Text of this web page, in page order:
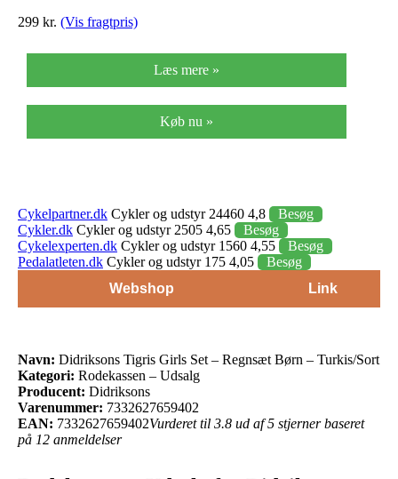
299 kr. (Vis fragtpris)
Læs mere »
Køb nu »
Cykelpartner.dk Cykler og udstyr 24460 4,8
Besøg
Cykler.dk Cykler og udstyr 2505 4,65
Besøg
Cykelexperten.dk Cykler og udstyr 1560 4,55
Besøg
Pedalatleten.dk Cykler og udstyr 175 4,05
Besøg
Webshop
Link
Navn: Didriksons Tigris Girls Set – Regnsæt Børn – Turkis/Sort
Kategori: Rodekassen – Udsalg
Producent: Didriksons
Varenummer: 7332627659402
EAN: 7332627659402Vurderet til 3.8 ud af 5 stjerner baseret
på 12 anmeldelser